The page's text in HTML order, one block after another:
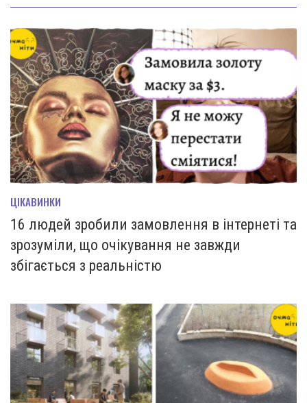
ЦІКАВИНКИ
16 людей зробили замовлення в інтернеті та
зрозуміли, що очікування не завжди
збігається з реальністю